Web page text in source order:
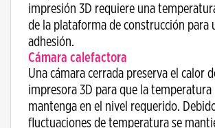
impresión 3D requiere una
de la plataforma de construcción para
adhesión.
Cámara calefactora
Una cámara cerrada preserva el calor
impresora 3D para que la
mantenga en el nivel requerido.
fluctuaciones de temperatura se